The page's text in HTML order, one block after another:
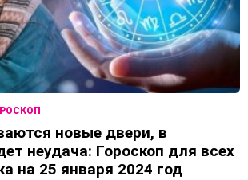
новые двери, в
неудача: Гороскоп для всех
на 25 января 2024 год